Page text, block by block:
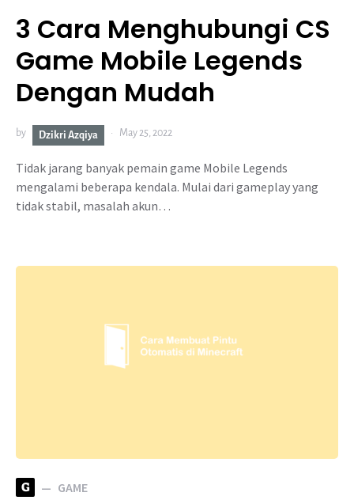
3 Cara Menghubungi CS
Game Mobile Legends
Dengan Mudah
by Dzikri Azqiya May 25, 2022
Tidak jarang banyak pemain game Mobile Legends
mengalami beberapa kendala. Mulai dari gameplay yang
tidak stabil, masalah akun…
G GAME